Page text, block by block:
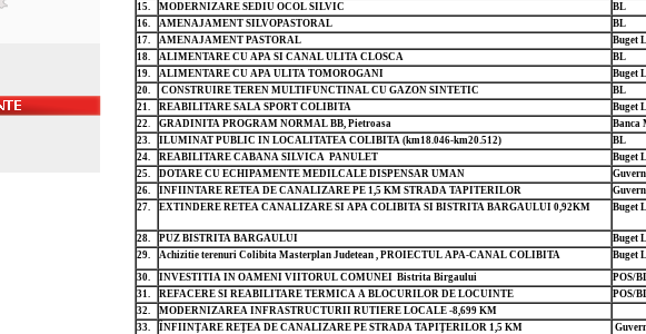
15.
MODERNIZARE SEDIU OCOL SILVIC BL
16.
AMENAJAMENT SILVOPASTORAL BL
17.
AMENAJAMENT PASTORAL Buget
18.
ALIMENTARE CU APA SI CANAL ULITA CLOSCA BL
19.
ALIMENTARE CU APA ULITA TOMOROGANI Buget
20.
CONSTRUIRE TEREN MULTIFUNCTINAL CU GAZON SINTETIC BL
21.
REABILITARE SALA SPORT COLIBITA Buget
22. GRADINITA PROGRAM NORMAL BB, Pietroasa Banca
23.
ILUMINAT PUBLIC IN LOCALITATEA COLIBITA (km18.046-km20.512) BL
24.
REABILITARE CABANA SILVICA PANULET Buget
25.
DOTARE CU ECHIPAMENTE MEDILCALE DISPENSAR UMAN
26.
INFIINTARE RETEA DE CANALIZARE PE 1,5 KM STRADA TAPITERILOR
27.
EXTINDERE RETEA CANALIZARE SI APA COLIBITA SI BISTRITA BARGAULUI 0,92KM Buget
28. PUZ BISTRITA BARGAULUI Buget
29.
Achizitie terenuri Colibita Masterplan Judetean , PROIECTUL APA-CANAL COLIBITA Buget
30. INVESTITIA IN OAMENI VIITORUL COMUNEI Bistrita Birgaului POS/
31.
REFACERE SI REABILITARE TERMICA A BLOCURILOR DE LOCUINTE POS/
32.
MODERNIZAREA INFRASTRUCTURII RUTIERE LOCALE -8,699 KM
33.
ÎNFIINȚARE REȚEA DE CANALIZARE PE STRADA TAPIȚERILOR 1,5 KM